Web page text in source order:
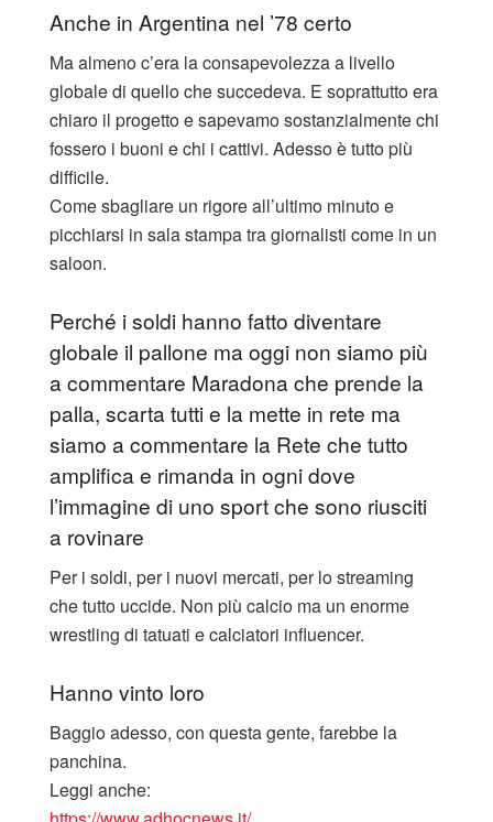
Anche in Argentina nel ’78 certo
Ma almeno c’era la consapevolezza a livello
globale di quello che succedeva. E soprattutto era
chiaro il progetto e sapevamo sostanzialmente chi
fossero i buoni e chi i cattivi. Adesso è tutto più
difficile.
Come sbagliare un rigore all’ultimo minuto e
picchiarsi in sala stampa tra giornalisti come in un
saloon.
Perché i soldi hanno fatto diventare
globale il pallone ma oggi non siamo più
a commentare Maradona che prende la
palla, scarta tutti e la mette in rete ma
siamo a commentare la Rete che tutto
amplifica e rimanda in ogni dove
l’immagine di uno sport che sono riusciti
a rovinare
Per i soldi, per i nuovi mercati, per lo streaming
che tutto uccide. Non più calcio ma un enorme
wrestling di tatuati e calciatori influencer.
Hanno vinto loro
Baggio adesso, con questa gente, farebbe la
panchina.
Leggi anche: